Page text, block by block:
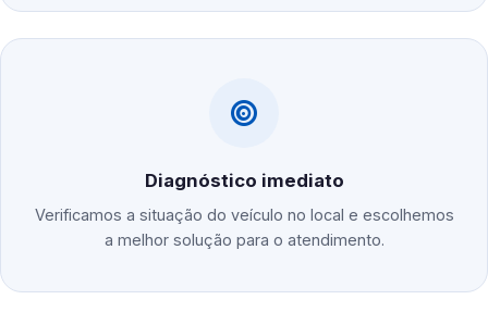
Diagnóstico imediato
Verificamos a situação do veículo no local e escolhemos
a melhor solução para o atendimento.